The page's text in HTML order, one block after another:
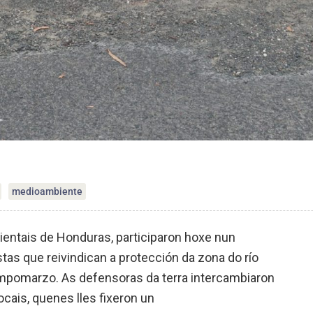
medioambiente
de Honduras, participaron hoxe nun
que reivindican a protección da zona do río
As defensoras da terra intercambiaron
quenes lles fixeron un